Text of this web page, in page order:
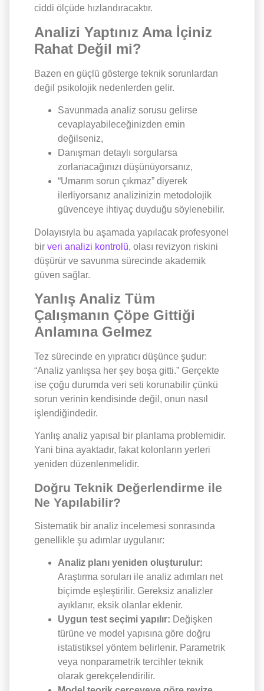
ciddi ölçüde hızlandıracaktır.
Analizi Yaptınız Ama İçiniz
Rahat Değil mi?
Bazen en güçlü gösterge teknik sorunlardan
değil psikolojik nedenlerden gelir.
Savunmada analiz sorusu gelirse
cevaplayabileceğinizden emin
değilseniz,
Danışman detaylı sorgularsa
zorlanacağınızı düşünüyorsanız,
“Umarım sorun çıkmaz” diyerek
ilerliyorsanız analizinizin metodolojik
güvenceye ihtiyaç duyduğu söylenebilir.
Dolayısıyla bu aşamada yapılacak profesyonel
bir veri analizi kontrolü, olası revizyon riskini
düşürür ve savunma sürecinde akademik
güven sağlar.
Yanlış Analiz Tüm
Çalışmanın Çöpe Gittiği
Anlamına Gelmez
Tez sürecinde en yıpratıcı düşünce şudur:
“Analiz yanlışsa her şey boşa gitti.” Gerçekte
ise çoğu durumda veri seti korunabilir çünkü
sorun verinin kendisinde değil, onun nasıl
işlendiğindedir.
Yanlış analiz yapısal bir planlama problemidir.
Yani bina ayaktadır, fakat kolonların yerleri
yeniden düzenlenmelidir.
Doğru Teknik Değerlendirme ile
Ne Yapılabilir?
Sistematik bir analiz incelemesi sonrasında
genellikle şu adımlar uygulanır:
Analiz planı yeniden oluşturulur:
Araştırma soruları ile analiz adımları net
biçimde eşleştirilir. Gereksiz analizler
ayıklanır, eksik olanlar eklenir.
Uygun test seçimi yapılır: Değişken
türüne ve model yapısına göre doğru
istatistiksel yöntem belirlenir. Parametrik
veya nonparametrik tercihler teknik
olarak gerekçelendirilir.